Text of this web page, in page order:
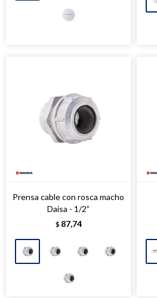
Prensa cable con rosca macho
Daisa - 1/2”
$ 87,74